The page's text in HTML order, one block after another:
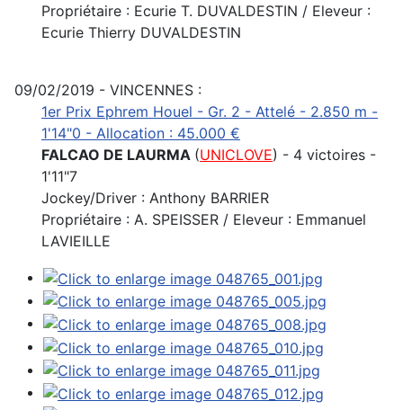
Propriétaire : Ecurie T. DUVALDESTIN / Eleveur :
Ecurie Thierry DUVALDESTIN
09/02/2019 - VINCENNES :
1er Prix Ephrem Houel - Gr. 2 - Attelé - 2.850 m -
1'14"0 - Allocation : 45.000 €
FALCAO DE LAURMA (UNICLOVE) - 4 victoires -
1'11"7
Jockey/Driver : Anthony BARRIER
Propriétaire : A. SPEISSER / Eleveur : Emmanuel
LAVIEILLE